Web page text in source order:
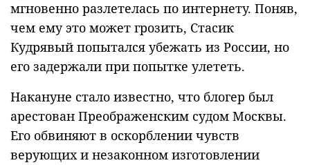
мгновенно разлетелась по интернету. Поняв,
чем ему это может грозить, Стасик
Кудрявый попытался убежать из России, но
его задержали при попытке улететь.
Накануне стало известно, что блогер был
арестован Преображенским судом Москвы.
Его обвиняют в оскорблении чувств
верующих и незаконном изготовлении